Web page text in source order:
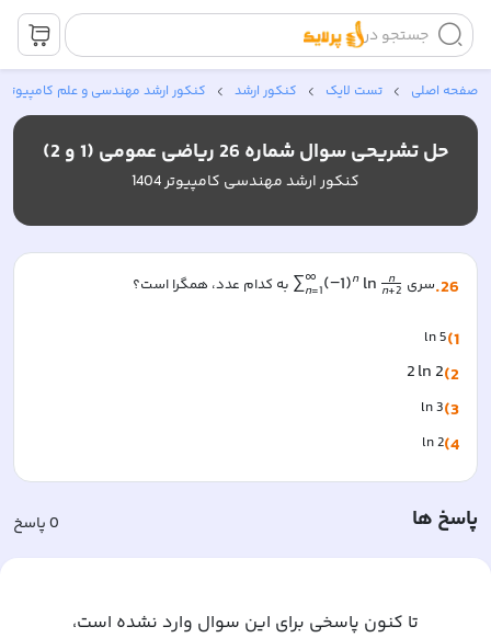
جستجو در
صفحه اصلی تست لایک کنکور ارشد کنکور ارشد مهندسی و علم کامپیوتر
حل تشریحی سوال شماره 26 ریاضی عمومی (1 و 2)
کنکور ارشد مهندسی کامپیوتر 1404
26
.سری ∑n=1
∞ (−1)n ln n+2
n به کدام عدد، همگرا است؟
1)
ln 5
2)
2ln 2
3)
ln 3
4)
ln 2
پاسخ ها 0پاسخ
تا کنون پاسخی برای این سوال وارد نشده است،